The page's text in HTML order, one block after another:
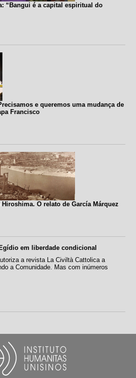
“Bangui é a capital espiritual do
e queremos uma mudança de
Francisco
O relato de García Márquez
em liberdade condicional
a revista La Civiltà Cattolica a
a Comunidade. Mas com inúmeros